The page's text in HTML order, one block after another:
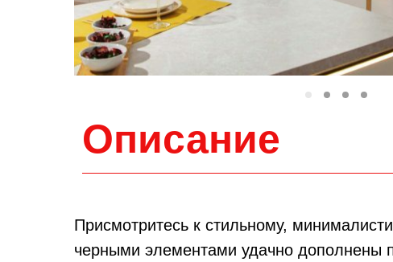
Описание
Присмотритесь к стильному,
черными элементами удачно